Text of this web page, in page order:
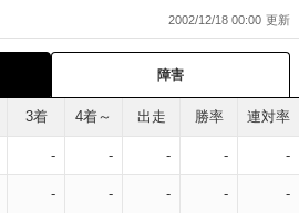
2002/12/18 00:00
障害
3着 4着～ 出走 勝率 連対率
- - - - -
- - - - -